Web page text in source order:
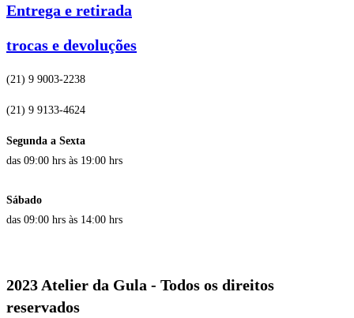
Entrega e retirada
trocas e devoluções
(21) 9 9003-2238
(21) 9 9133-4624
Segunda a Sexta
das 09:00 hrs às 19:00 hrs
Sábado
das 09:00 hrs às 14:00 hrs
2023 Atelier da Gula - Todos os direitos
reservados